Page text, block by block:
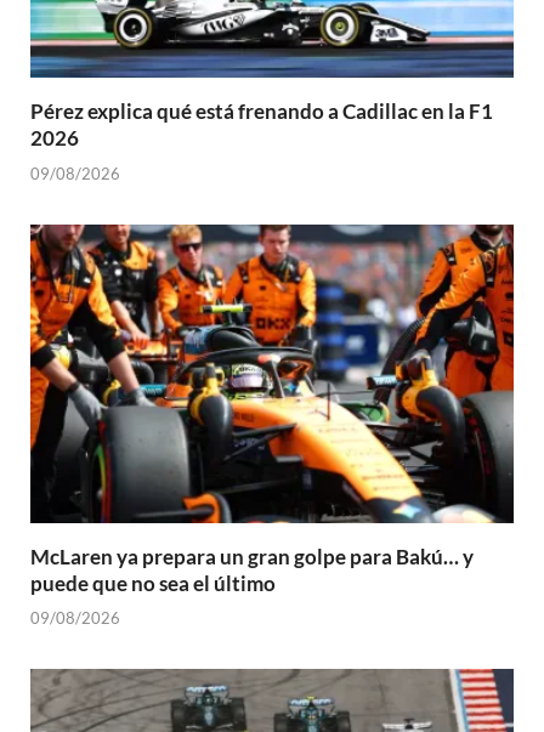
Pérez explica qué está frenando a Cadillac en la F1
2026
09/08/2026
McLaren ya prepara un gran golpe para Bakú… y
puede que no sea el último
09/08/2026